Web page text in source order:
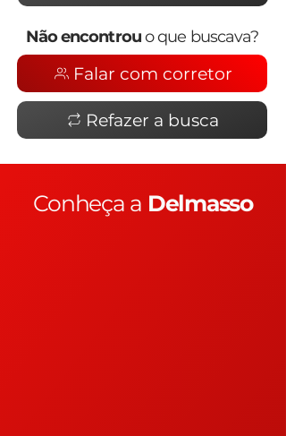
Não encontrouo que buscava?
Falar com corretor
Refazer a busca
Conheça a Delmasso